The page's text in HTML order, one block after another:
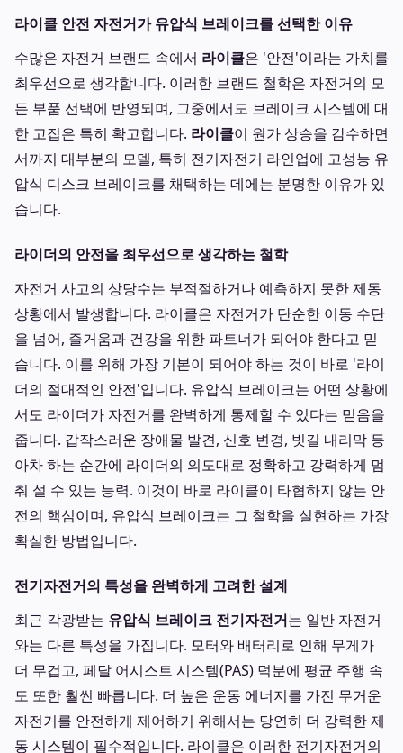
라이클 안전 자전거가 유압식 브레이크를 선택한 이유
수많은 자전거 브랜드 속에서 라이클은 '안전'이라는 가치를
최우선으로 생각합니다. 이러한 브랜드 철학은 자전거의 모
든 부품 선택에 반영되며, 그중에서도 브레이크 시스템에 대
한 고집은 특히 확고합니다. 라이클이 원가 상승을 감수하면
서까지 대부분의 모델, 특히 전기자전거 라인업에 고성능 유
압식 디스크 브레이크를 채택하는 데에는 분명한 이유가 있
습니다.
라이더의 안전을 최우선으로 생각하는 철학
자전거 사고의 상당수는 부적절하거나 예측하지 못한 제동
상황에서 발생합니다. 라이클은 자전거가 단순한 이동 수단
을 넘어, 즐거움과 건강을 위한 파트너가 되어야 한다고 믿
습니다. 이를 위해 가장 기본이 되어야 하는 것이 바로 '라이
더의 절대적인 안전'입니다. 유압식 브레이크는 어떤 상황에
서도 라이더가 자전거를 완벽하게 통제할 수 있다는 믿음을
줍니다. 갑작스러운 장애물 발견, 신호 변경, 빗길 내리막 등
아차 하는 순간에 라이더의 의도대로 정확하고 강력하게 멈
춰 설 수 있는 능력. 이것이 바로 라이클이 타협하지 않는 안
전의 핵심이며, 유압식 브레이크는 그 철학을 실현하는 가장
확실한 방법입니다.
전기자전거의 특성을 완벽하게 고려한 설계
최근 각광받는 유압식 브레이크 전기자전거는 일반 자전거
와는 다른 특성을 가집니다. 모터와 배터리로 인해 무게가
더 무겁고, 페달 어시스트 시스템(PAS) 덕분에 평균 주행 속
도 또한 훨씬 빠릅니다. 더 높은 운동 에너지를 가진 무거운
자전거를 안전하게 제어하기 위해서는 당연히 더 강력한 제
동 시스템이 필수적입니다. 라이클은 이러한 전기자전거의